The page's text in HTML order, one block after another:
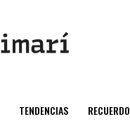
TENDENCIAS RECUERDO